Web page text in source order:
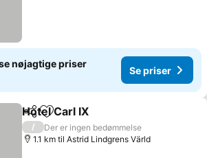
nøjagtige priser
Se priser
Del Føj til favoritter
Hotel Carl IX
/
Der er ingen bedømmelse
1.1 km til Astrid Lindgrens Värld